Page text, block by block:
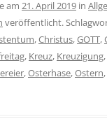
am 21. April 2019 in
veröffentlicht.
,Christus,GOTT,
, Kreuz, Kreuzigung,
,Osterhase,Ostern,